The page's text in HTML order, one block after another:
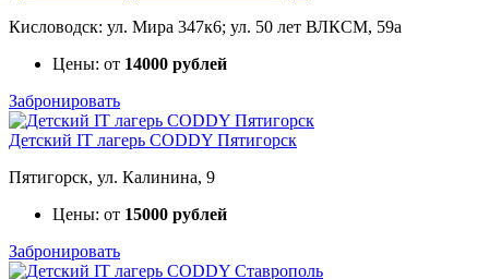
Кисловодск: ул. Мира 347к6; ул. 50 лет ВЛКСМ, 59а
Цены: от 14000 рублей
Забронировать
Детский IT лагерь CODDY Пятигорск
Пятигорск, ул. Калинина, 9
Цены: от 15000 рублей
Забронировать